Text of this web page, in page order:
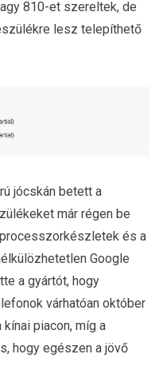
810-et szereltek, de
lesz telepíthető
jócskán betett a
már régen be
és a
Google
a gyártót, hogy
várhatóan október
piacon, míg a
hogy egészen a jövő